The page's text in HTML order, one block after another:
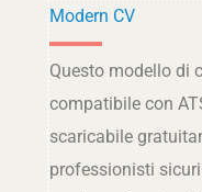
Modern CV
Questo modello di
compatibile con
scaricabile
professionisti